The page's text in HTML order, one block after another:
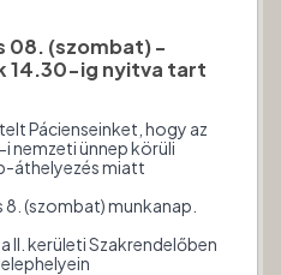
Budapest II. kerület
ellátásában meghatározó
Alapvető célunk, hogy a
lehető legjobb
szakmai színvonalon,
Elkötelezettek vagyunk
folyamatos fejlesztése
08. (szombat) -
14.30-ig nyitva tart
Pácienseinket, hogy az
nemzeti ünnep körüli
áthelyezés miatt
(szombat) munkanap.
II. kerületi Szakrendelőben